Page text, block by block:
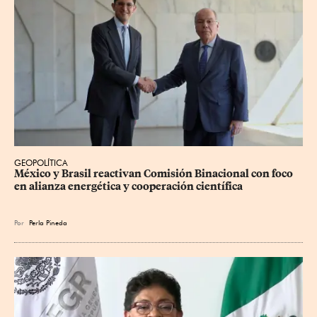
GEOPOLÍTICA
México y Brasil reactivan Comisión Binacional con foco
en alianza energética y cooperación científica
Por Perla Pineda